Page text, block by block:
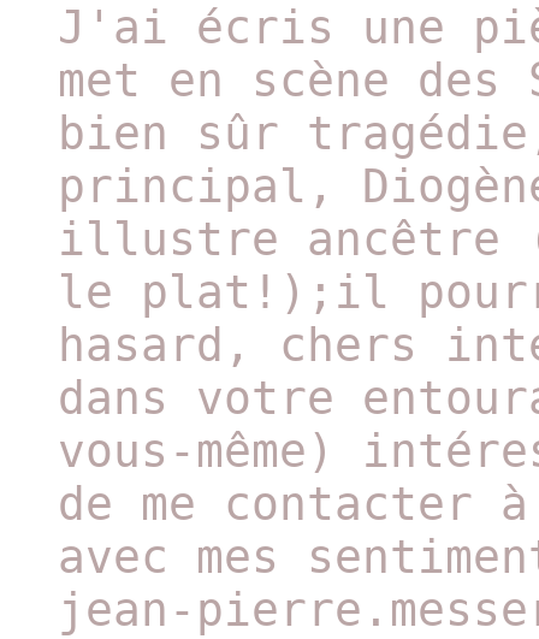
J'ai écris une
met en scène des
bien sûr
principal,
illustre ancêtre
le plat!);il
hasard, chers
dans votre
vous-même)
de me contacter
avec mes
jean-